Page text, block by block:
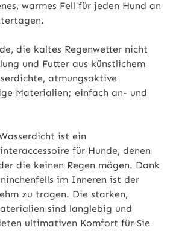
warmes Fell für jeden Hund an
die kaltes Regenwetter nicht
und Futter aus künstlichem
atmungsaktive
Materialien; einfach an- und
ist ein
für Hunde, denen
die keinen Regen mögen. Dank
im Inneren ist der
zu tragen. Die starken,
sind langlebig und
ultimativen Komfort für Sie